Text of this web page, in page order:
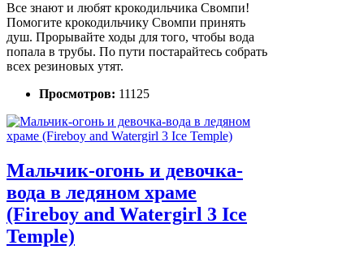
Все знают и любят крокодильчика Свомпи!
Помогите крокодильчику Свомпи принять
душ. Прорывайте ходы для того, чтобы вода
попала в трубы. По пути постарайтесь собрать
всех резиновых утят.
Просмотров: 11125
Мальчик-огонь и девочка-
вода в ледяном храме
(Fireboy and Watergirl 3 Ice
Temple)